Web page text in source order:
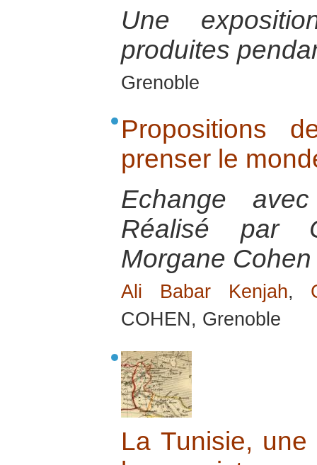
Une
produites
Grenoble
Propositions
prenser le
Echange
Réalisé par
Morgane Cohen
Ali Babar Kenjah,
COHEN, Grenoble
La Tunisie,